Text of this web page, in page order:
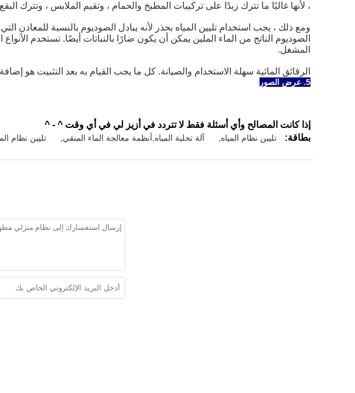
، لأنها غالبًا ما تترك زبدًا على تركيبات المطبخ والحمام ، وتقيم الملابس ، وتترك
ومع ذلك ، يجب استخدام تليين المياه بحذر لأنه يبادل الصوديوم بالنسبة
الصوديوم الناتج من الماء الملين يمكن أن يكون ضارًا بالنباتات أيضًا. تستخدم الأنواع
المشغل.
الرقائق المائية سهلة الاستخدام والصيانة. كل ما يجب القيام به بعد التثبيت هو
5. عرض الصور
إذا كانت المصالح وأي أسئلة فقط لا تتردد في أزيز لي في أي وقت ^ - ^
بطاقة:
تليين نظام المياه آلة تحلية المياه,أنظمة معالجة الماء المنقي تليين نظام